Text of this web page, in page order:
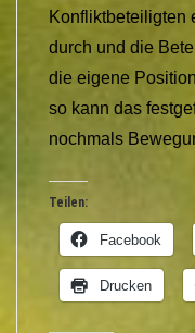
Konfliktbeteiligten
durch und die
die eigene
so kann das
nochmals
Teilen:
Facebook
Drucken